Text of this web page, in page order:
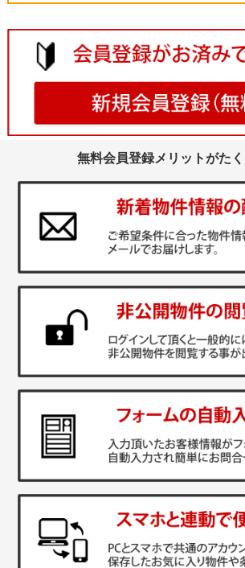
無料会員登録メリットがたく